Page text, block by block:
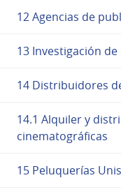
12 Agencias de
13 Investigación
14 Distribuidores
14.1 Alquiler y
cinematográficas
15 Peluquerías